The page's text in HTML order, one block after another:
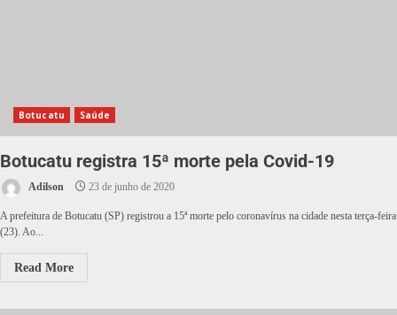
Botucatu Saúde
Botucatu registra 15ª morte pela Covid-19
Adilson 23 de junho de 2020
A prefeitura de Botucatu (SP) registrou a 15ª morte pelo coronavírus na cidade nesta terça-feira
(23). Ao...
Read More